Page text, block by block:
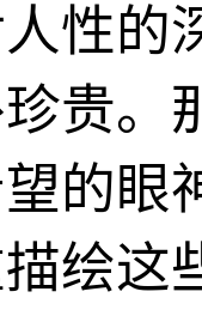
性的
贵。
的眼
绘这